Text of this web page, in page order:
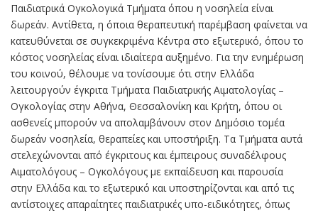
Παιδιατρικά Ογκολογικά Τμήματα όπου η νοσηλεία είναι
δωρεάν. Αντίθετα, η όποια θεραπευτική παρέμβαση φαίνεται να
κατευθύνεται σε συγκεκριμένα Κέντρα στο εξωτερικό, όπου το
κόστος νοσηλείας είναι ιδιαίτερα αυξημένο. Για την ενημέρωση
του κοινού, θέλουμε να τονίσουμε ότι στην Ελλάδα
λειτουργούν έγκριτα Τμήματα Παιδιατρικής Αιματολογίας –
Ογκολογίας στην Αθήνα, Θεσσαλονίκη και Κρήτη, όπου οι
ασθενείς μπορούν να απολαμβάνουν στον Δημόσιο τομέα
δωρεάν νοσηλεία, θεραπείες και υποστήριξη. Τα Τμήματα αυτά
στελεχώνονται από έγκριτους και έμπειρους συναδέλφους
Αιματολόγους – Ογκολόγους με εκπαίδευση και παρουσία
στην Ελλάδα και το εξωτερικό και υποστηρίζονται και από τις
αντίστοιχες απαραίτητες παιδιατρικές υπο-ειδικότητες, όπως